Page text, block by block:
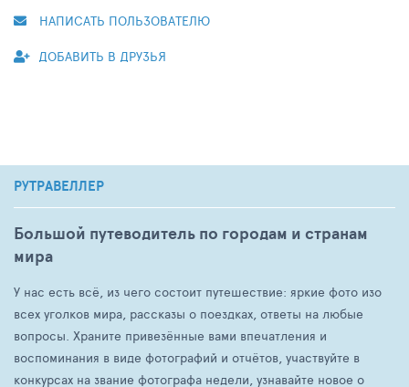
НАПИСАТЬ ПОЛЬЗОВАТЕЛЮ
ДОБАВИТЬ В ДРУЗЬЯ
РУТРАВЕЛЛЕР
Большой путеводитель по городам и странам
мира
У нас есть всё, из чего состоит путешествие: яркие фото изо
всех уголков мира, рассказы о поездках, ответы на любые
вопросы. Храните привезённые вами впечатления и
воспоминания в виде фотографий и отчётов, участвуйте в
конкурсах на звание фотографа недели, узнавайте новое о